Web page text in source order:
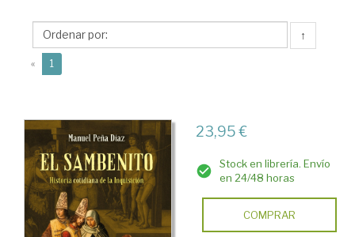
Manuel
↑
« 1
23,95 €
Stock en librería. Envío
en 24/48 horas
COMPRAR